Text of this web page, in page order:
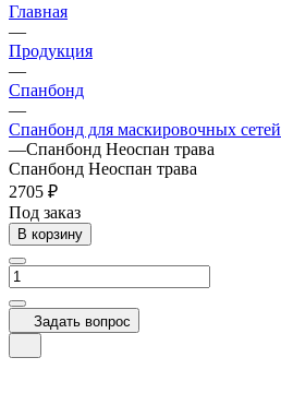
Главная
—
Продукция
—
Спанбонд
—
Спанбонд для маскировочных сетей
—Спанбонд Неоспан трава
Спанбонд Неоспан трава
2705 ₽
Под заказ
В корзину
Задать вопрос